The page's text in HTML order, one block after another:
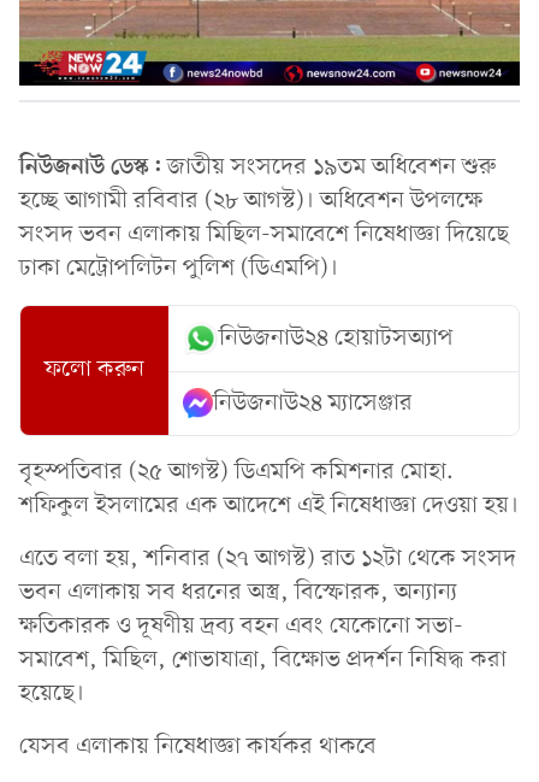
নিউজনাউ ডেস্ক:জাতীয় সংসদের ১৯তম অধিবেশন শুরু
হচ্ছে আগামী রবিবার (২৮ আগস্ট)। অধিবেশন উপলক্ষে
সংসদ ভবন এলাকায় মিছিল-সমাবেশে নিষেধাজ্ঞা দিয়েছে
ঢাকা মেট্রোপলিটন পুলিশ (ডিএমপি)।
ফলো করুন
নিউজনাউ২৪ হোয়াটসঅ্যাপ
নিউজনাউ২৪ ম্যাসেঞ্জার
বৃহস্পতিবার (২৫ আগস্ট) ডিএমপি কমিশনার মোহা.
শফিকুল ইসলামের এক আদেশে এই নিষেধাজ্ঞা দেওয়া হয়।
এতে বলা হয়, শনিবার (২৭ আগস্ট) রাত ১২টা থেকে সংসদ
ভবন এলাকায় সব ধরনের অস্ত্র, বিস্ফোরক, অন্যান্য
ক্ষতিকারক ও দূষণীয় দ্রব্য বহন এবং যেকোনো সভা-
সমাবেশ, মিছিল, শোভাযাত্রা, বিক্ষোভ প্রদর্শন নিষিদ্ধ করা
হয়েছে।
যেসব এলাকায় নিষেধাজ্ঞা কার্যকর থাকবে